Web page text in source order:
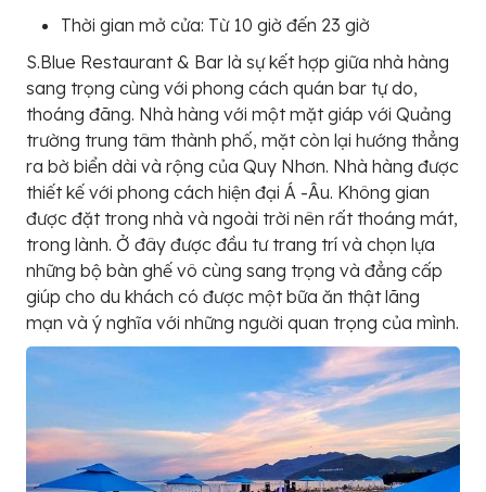
Thời gian mở cửa: Từ 10 giờ đến 23 giờ
S.Blue Restaurant & Bar là sự kết hợp giữa nhà hàng
sang trọng cùng với phong cách quán bar tự do,
thoáng đãng. Nhà hàng với một mặt giáp với Quảng
trường trung tâm thành phố, mặt còn lại hướng thẳng
ra bờ biển dài và rộng của Quy Nhơn. Nhà hàng được
thiết kế với phong cách hiện đại Á -Âu. Không gian
được đặt trong nhà và ngoài trời nên rất thoáng mát,
trong lành. Ở đây được đầu tư trang trí và chọn lựa
những bộ bàn ghế vô cùng sang trọng và đẳng cấp
giúp cho du khách có được một bữa ăn thật lãng
mạn và ý nghĩa với những người quan trọng của mình.